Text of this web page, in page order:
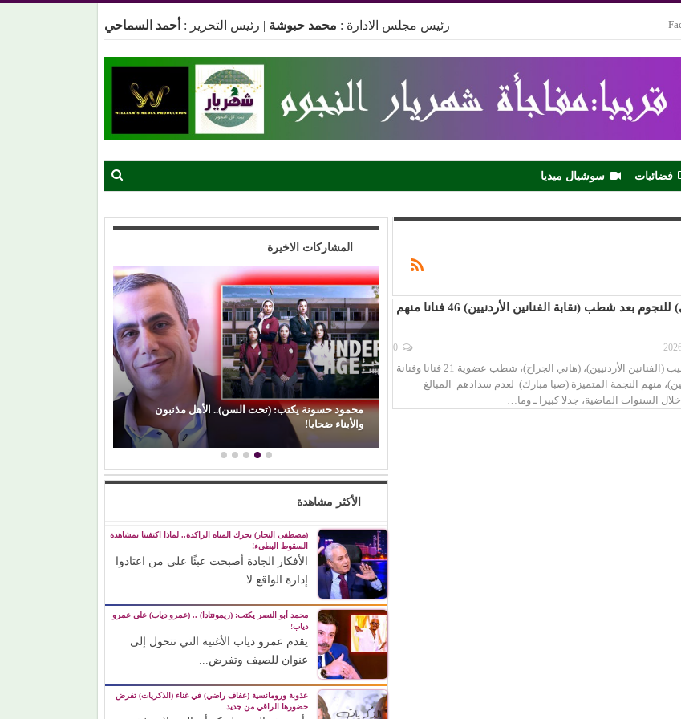
رئيس مجلس الادارة : محمد حبوشة | رئيس التحرير : أحمد السماحي
فضائيات سوشيال ميديا
رسائل (عصام حجاوي) للنجوم بعد شطب (نقابة الفنانين الأردنيين) 46 فنانا منهم
منذ أيام قليلة أثار قرار نقيب (الفنانين الأردنيين)، (هاني الجراح)، شطب عضوية 21 فنانا وفنانة
منهم النجمة المتميزة (صبا مبارك) لعدم سدادهم المبالغ
السنوات الماضية، جدلا كبيرا ـ وما…
المشاركات الاخيرة
حين ماتت الحكاية.. الفن المصري يفقد قدرته على
محمود حسونة يكتب: (تحت السن).. الأهل مذنبون
والأبناء ضحايا!
الأكثر مشاهدة
(مصطفى النجار) يحرك المياه الراكدة.. لماذا اكتفينا بمشاهدة
السقوط البطيء!
الأفكار الجادة أصبحت عبئًا على من اعتادوا
إدارة الواقع لا...
محمد أبو النصر يكتب: (ريمونتادا) .. (عمرو دياب) على عمرو
دياب!
يقدم عمرو دياب الأغنية التي تتحول إلى
عنوان للصيف وتفرض...
عذوبة ورومانسية (عفاف راضي) في غناء (الذكريات) تفرض
حضورها الراقي من جديد